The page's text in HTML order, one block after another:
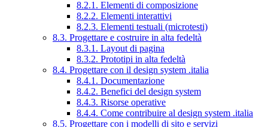
8.2.1. Elementi di composizione
8.2.2. Elementi interattivi
8.2.3. Elementi testuali (microtesti)
8.3. Progettare e costruire in alta fedeltà
8.3.1. Layout di pagina
8.3.2. Prototipi in alta fedeltà
8.4. Progettare con il design system .italia
8.4.1. Documentazione
8.4.2. Benefici del design system
8.4.3. Risorse operative
8.4.4. Come contribuire al design system .italia
8.5. Progettare con i modelli di sito e servizi